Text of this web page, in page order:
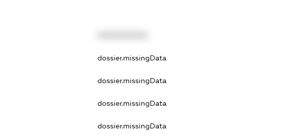
dossier.missingData
dossier.missingData
dossier.missingData
dossier.missingData